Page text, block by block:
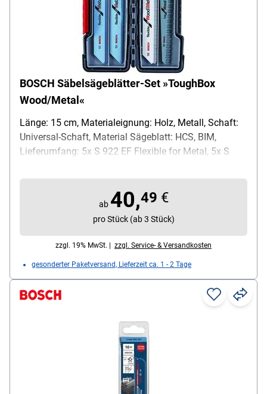
BOSCH Säbelsägeblätter-Set »ToughBox
Wood/Metal«
Länge: 15 cm, Materialeignung: Holz, Metall, Schaft:
Universal-Schaft, Material Sägeblatt: HCS, BIM,
Lieferumfang: 5x S 922 EF Flexible for Metal, 5x S
Wood and Metal, 5x S 644 D Top for Wood
ab 40,49 €
pro Stück (ab 3 Stück)
zzgl. 19% MwSt. | zzgl. Service- & Versandkosten
gesonderter Paketversand, Lieferzeit ca. 1 - 2 Tage